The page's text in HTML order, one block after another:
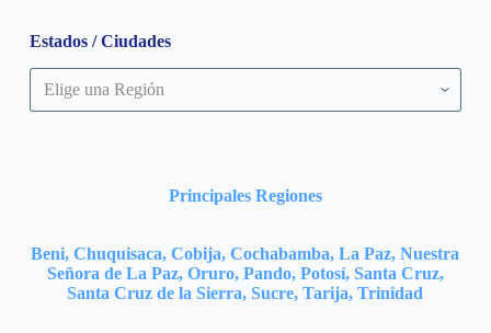
Estados / Ciudades
Principales Regiones
Beni, Chuquisaca, Cobija, Cochabamba, La Paz, Nuestra
Señora de La Paz, Oruro, Pando, Potosí, Santa Cruz,
Santa Cruz de la Sierra, Sucre, Tarija, Trinidad